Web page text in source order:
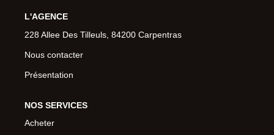
L'AGENCE
228 Allee Des Tilleuls, 84200 Carpentras
Nous contacter
Présentation
NOS SERVICES
Acheter